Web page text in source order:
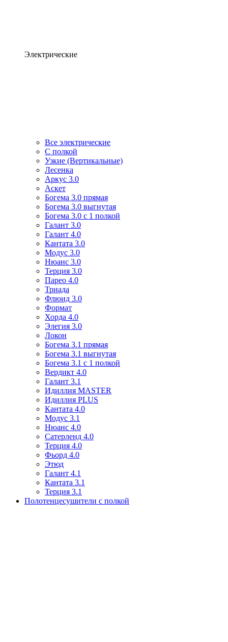
Электрические
Все электрические
С полкой
Узкие (Вертикальные)
Лесенка
Аркус 3.0
Аскет
Богема 3.0 прямая
Богема 3.0 выгнутая
Богема 3.0 с 1 полкой
Галант 3.0
Галант 4.0
Кантата 3.0
Модус 3.0
Нюанс 3.0
Терция 3.0
Парео 4.0
Триада
Флюид 3.0
Формат
Хорда 4.0
Элегия 3.0
Локон
Богема 3.1 прямая
Богема 3.1 выгнутая
Богема 3.1 с 1 полкой
Вердикт 4.0
Галант 3.1
Идиллия MASTER
Идиллия PLUS
Кантата 4.0
Модус 3.1
Нюанс 4.0
Сатерленд 4.0
Терция 4.0
Фьорд 4.0
Этюд
Галант 4.1
Кантата 3.1
Терция 3.1
Полотенцесушители с полкой